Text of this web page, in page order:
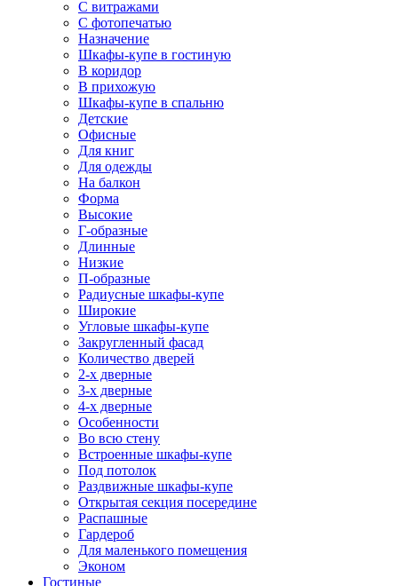
С витражами
С фотопечатью
Назначение
Шкафы-купе в гостиную
В коридор
В прихожую
Шкафы-купе в спальню
Детские
Офисные
Для книг
Для одежды
На балкон
Форма
Высокие
Г-образные
Длинные
Низкие
П-образные
Радиусные шкафы-купе
Широкие
Угловые шкафы-купе
Закругленный фасад
Количество дверей
2-х дверные
3-х дверные
4-х дверные
Особенности
Во всю стену
Встроенные шкафы-купе
Под потолок
Раздвижные шкафы-купе
Открытая секция посередине
Распашные
Гардероб
Для маленького помещения
Эконом
Гостиные